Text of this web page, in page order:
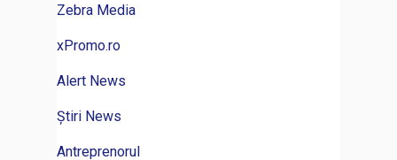
Zebra Media
xPromo.ro
Alert News
Știri News
Antreprenorul